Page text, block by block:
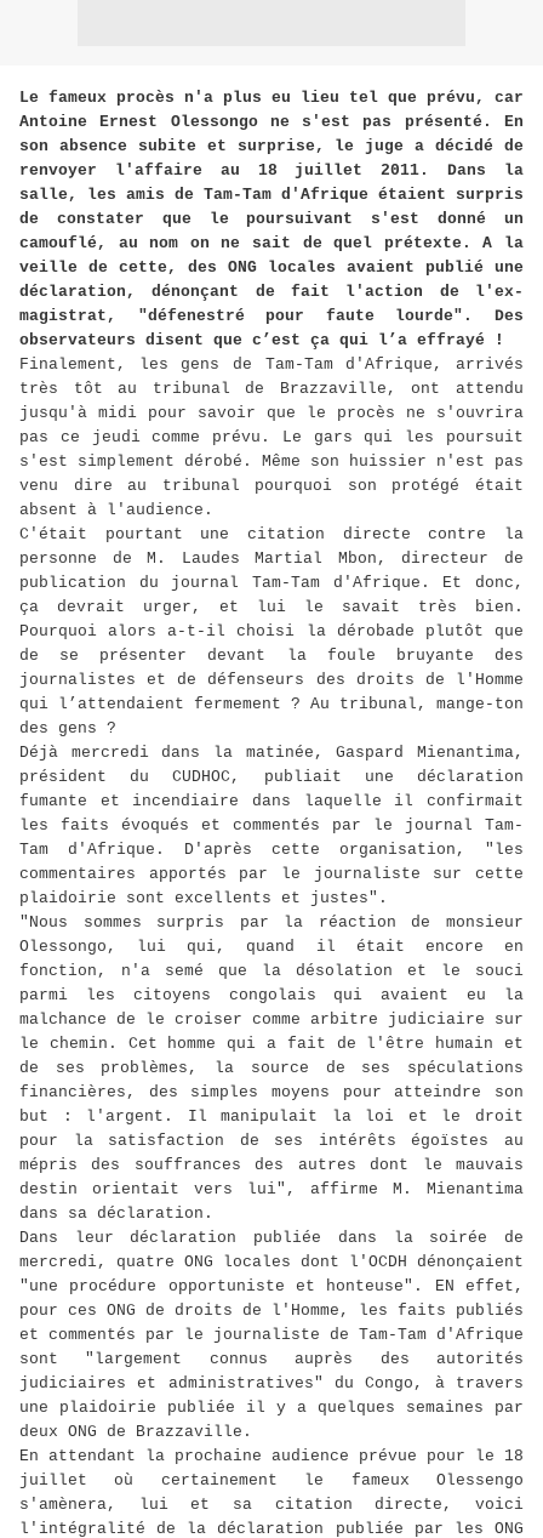
Le fameux procès n'a plus eu lieu tel que prévu, car
Antoine Ernest Olessongo ne s'est pas présenté. En
son absence subite et surprise, le juge a décidé de
renvoyer l'affaire au 18 juillet 2011. Dans la
salle, les amis de Tam-Tam d'Afrique étaient surpris
de constater que le poursuivant s'est donné un
camouflé, au nom on ne sait de quel prétexte. A la
veille de cette, des ONG locales avaient publié une
déclaration, dénonçant de fait l'action de l'ex-
magistrat, "défenestré pour faute lourde". Des
observateurs disent que c’est ça qui l’a effrayé !
Finalement, les gens de Tam-Tam d'Afrique, arrivés
très tôt au tribunal de Brazzaville, ont attendu
jusqu'à midi pour savoir que le procès ne s'ouvrira
pas ce jeudi comme prévu. Le gars qui les poursuit
s'est simplement dérobé. Même son huissier n'est pas
venu dire au tribunal pourquoi son protégé était
absent à l'audience.
C'était pourtant une citation directe contre la
personne de M. Laudes Martial Mbon, directeur de
publication du journal Tam-Tam d'Afrique. Et donc,
ça devrait urger, et lui le savait très bien.
Pourquoi alors a-t-il choisi la dérobade plutôt que
de se présenter devant la foule bruyante des
journalistes et de défenseurs des droits de l'Homme
qui l’attendaient fermement ? Au tribunal, mange-ton
des gens ?
Déjà mercredi dans la matinée, Gaspard Mienantima,
président du CUDHOC, publiait une déclaration
fumante et incendiaire dans laquelle il confirmait
les faits évoqués et commentés par le journal Tam-
Tam d'Afrique. D'après cette organisation, "les
commentaires apportés par le journaliste sur cette
plaidoirie sont excellents et justes".
"Nous sommes surpris par la réaction de monsieur
Olessongo, lui qui, quand il était encore en
fonction, n'a semé que la désolation et le souci
parmi les citoyens congolais qui avaient eu la
malchance de le croiser comme arbitre judiciaire sur
le chemin. Cet homme qui a fait de l'être humain et
de ses problèmes, la source de ses spéculations
financières, des simples moyens pour atteindre son
but : l'argent. Il manipulait la loi et le droit
pour la satisfaction de ses intérêts égoïstes au
mépris des souffrances des autres dont le mauvais
destin orientait vers lui", affirme M. Mienantima
dans sa déclaration.
Dans leur déclaration publiée dans la soirée de
mercredi, quatre ONG locales dont l'OCDH dénonçaient
"une procédure opportuniste et honteuse". EN effet,
pour ces ONG de droits de l'Homme, les faits publiés
et commentés par le journaliste de Tam-Tam d'Afrique
sont "largement connus auprès des autorités
judiciaires et administratives" du Congo, à travers
une plaidoirie publiée il y a quelques semaines par
deux ONG de Brazzaville.
En attendant la prochaine audience prévue pour le 18
juillet où certainement le fameux Olessengo
s'amènera, lui et sa citation directe, voici
l'intégralité de la déclaration publiée par les ONG